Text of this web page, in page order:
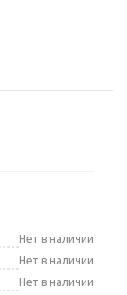
Нет в наличии
Нет в наличии
Нет в наличии